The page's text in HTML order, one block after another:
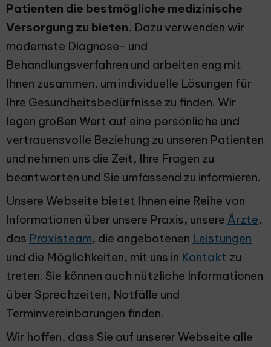
Patienten die bestmögliche medizinische
Versorgung zu bieten. Dazu verwenden wir
modernste Diagnose- und
Behandlungsverfahren und arbeiten eng mit
Ihnen zusammen, um individuelle Lösungen für
Ihre Gesundheitsbedürfnisse zu finden. Wir
legen großen Wert auf eine persönliche und
vertrauensvolle Beziehung zu unseren Patienten
und nehmen uns die Zeit, Ihre Fragen zu
beantworten und Sie umfassend zu informieren.
Unsere Webseite bietet Ihnen eine Reihe von
Informationen über unsere Praxis, unsere Ärzte,
das Praxisteam, die angebotenen Leistungen
und die Möglichkeiten, mit uns in Kontakt zu
treten. Sie können auch nützliche Informationen
über Sprechzeiten, Notfälle und
Terminvereinbarungen finden.
Wir hoffen, dass Sie auf unserer Webseite alle